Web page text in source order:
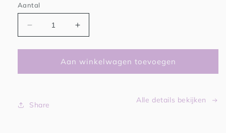
Aantal
Aantal
verlagen
voor
Inpakken
als
Aantal
verhogen
voor
Inpakken
als
Aan winkelwagen toevoegen
Share
Alle details bekijken